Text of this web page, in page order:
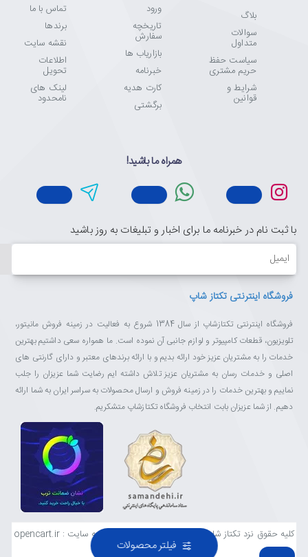
بلاگ
سوالات
متداول
سیاست حفظ
حریم مشتری
شرایط و
قوانین
ورود
تاریخچه
سفارش
بازاریاب ها
خبرنامه
کارت هدیه
برگشتی
تماس با ما
برندها
نقشه سایت
اطلاعات
تحویل
لینک های
نامحدود
همراه ما باشید!
با ثبت نام در خبرنامه ما برای اخبار و تبلیغات به روز باشید
ایمیل
فروشگاه اینترنتی تکتاز شاپ
فروشگاه اینترنتی تکتازشاپ از سال 1384 شروع به فعالیت در زمینه فروش مانیتور،
تلویزیون، قطعات کامپیوتر و لوازم جانبی آن نموده است. ما همواره سعی داشتیم بهترین
خدمات را به مشتریان عزیز خود ارائه بدیم و با ارائه برندهای معتبر و دارای گارنتی های
اصلی و خدمات رسان به مشتریان عزیز تلاش داشته ایم رضایت شما عزیزان را جلب
نماییم و بهترین خدمات را در زمینه فروش و ارسال محصولات به سراسر ایران به شما ارائه
دهیم. از شما عزیزان بابت انتخاب فروشگاه تکتازشاپ متشکریم.
کلیه حقوق نزد تکتاز شاپ محفوظ است . طراحی و توسعه سایت : opencart.ir
فیلتر محصولات